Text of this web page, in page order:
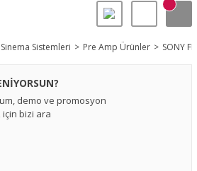
Sinema Sistemleri Pre Amp Ürünler SONY
demo ve promosyon
bizi ara